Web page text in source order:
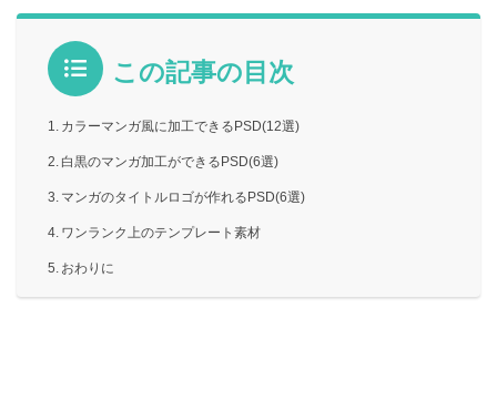
この記事の目次
カラーマンガ風に加工できるPSD(12選)
白黒のマンガ加工ができるPSD(6選)
マンガのタイトルロゴが作れるPSD(6選)
ワンランク上のテンプレート素材
おわりに